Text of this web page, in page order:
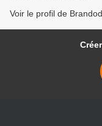
Voir le profil de